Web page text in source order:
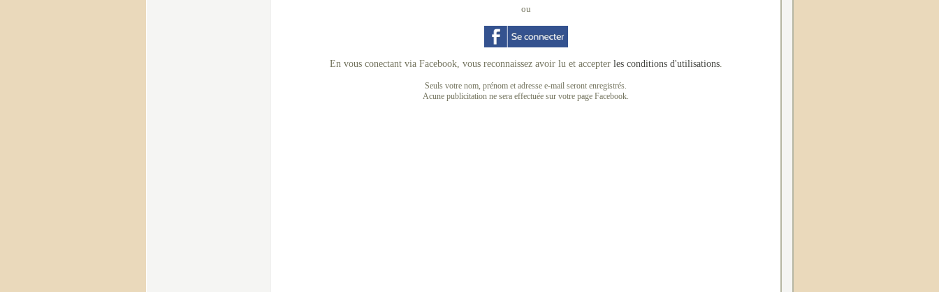
ou
En vous conectant via Facebook, vous reconnaissez avoir lu et accepter les conditions d'utilisations.
Seuls votre nom, prénom et adresse e-mail seront enregistrés.
Acune publicitation ne sera effectuée sur votre page Facebook.